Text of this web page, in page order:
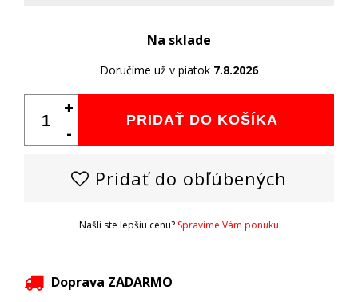
Na sklade
Doručíme už v piatok 7.8.2026
PRIDAŤ DO KOŠÍKA
+
-
Pridať do obľúbených
Našli ste lepšiu cenu? Spravíme Vám ponuku
Doprava ZADARMO